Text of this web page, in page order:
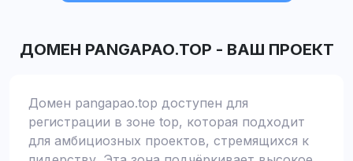
ДОМЕН PANGAPAO.TOP - ВАШ ПРОЕКТ
Домен pangapao.top доступен для
регистрации в зоне top, которая подходит
для амбициозных проектов, стремящихся к